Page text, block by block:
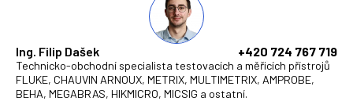
Ing. Filip Dašek +420 724 767 719
Technicko-obchodní specialista testovacích a měřicích přístrojů
FLUKE, CHAUVIN ARNOUX, METRIX, MULTIMETRIX, AMPROBE,
BEHA, MEGABRAS, HIKMICRO, MICSIG a ostatní.